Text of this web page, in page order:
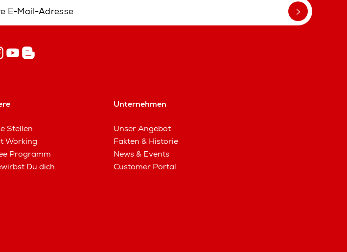
Stellen
Working
Programm
Du dich
Unternehmen
Unser Angebot
Fakten & Historie
News & Events
Customer Portal